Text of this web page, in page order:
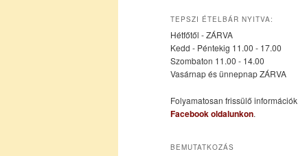
elsődleges
tartalomra
másodlagos
tartalomra
TEPSZI ÉTELBÁR NYITVA:
Hétfőtől - ZÁRVA
Kedd - Péntekig 11.00 - 17.00
Szombaton 11.00 - 14.00
Vasárnap és ünnepnap ZÁRVA
Folyamatosan frissülő információk
Facebook oldalunkon.
BEMUTATKOZÁS